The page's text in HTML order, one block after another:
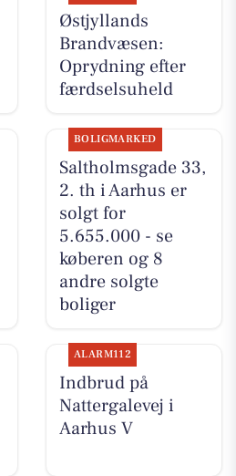
Østjyllands
Brandvæsen:
Oprydning efter
færdselsuheld
BOLIGMARKED
Saltholmsgade 33,
2. th i Aarhus er
solgt for
5.655.000 - se
køberen og 8
andre solgte
boliger
ALARM112
Indbrud på
Nattergalevej i
Aarhus V